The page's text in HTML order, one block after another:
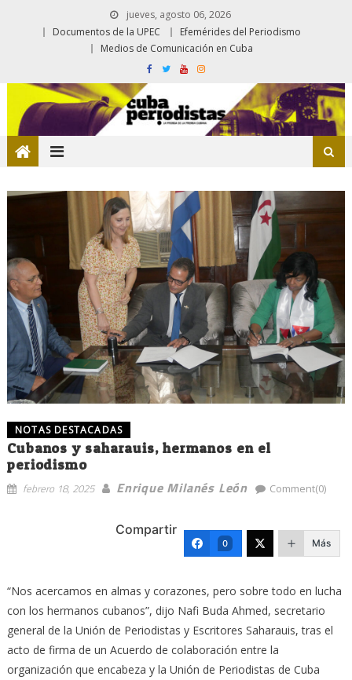
jueves, agosto 06, 2026
Documentos de la UPEC
Efemérides del Periodismo
Medios de Comunicación en Cuba
NOTAS DESTACADAS
Cubanos y saharauis, hermanos en el
periodismo
febrero 18, 2025 Enrique Milanés León Comment(0)
Compartir
0 Más
“Nos acercamos en almas y corazones, pero sobre todo en lucha
con los hermanos cubanos”, dijo Nafi Buda Ahmed, secretario
general de la Unión de Periodistas y Escritores Saharauis, tras el
acto de firma de un Acuerdo de colaboración entre la
organización que encabeza y la Unión de Periodistas de Cuba